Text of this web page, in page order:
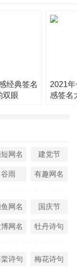
酒家何处停,路边
努力
节那天把你卖了，
真的告诉你：挖
埋葬自己的过去。
英《瑞龙吟?德
被销毁
经典签名
双眼
2021
感签名
网名 建党节
谷雨 有趣网名
网名 国庆节
网名 牡丹诗句
诗句 梅花诗句